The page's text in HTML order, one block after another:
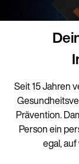
Seit 15 Jahren
Prävention.
Person ein
egal,